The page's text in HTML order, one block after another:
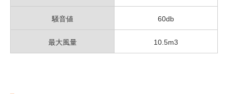
騒音値 60db
最大風量 10.5m3